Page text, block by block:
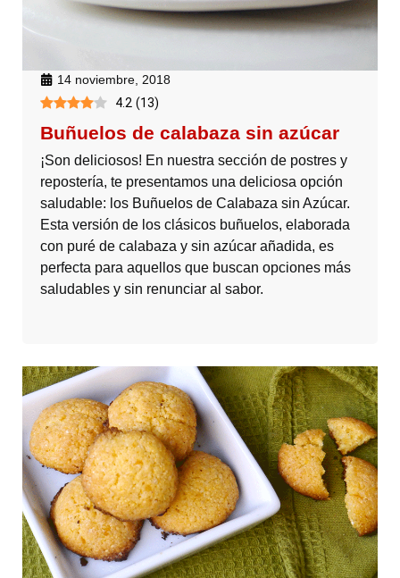
14 noviembre, 2018
4.2 (13)
Buñuelos de calabaza sin azúcar
¡Son deliciosos! En nuestra sección de postres y
repostería, te presentamos una deliciosa opción
saludable: los Buñuelos de Calabaza sin Azúcar.
Esta versión de los clásicos buñuelos, elaborada
con puré de calabaza y sin azúcar añadida, es
perfecta para aquellos que buscan opciones más
saludables y sin renunciar al sabor.